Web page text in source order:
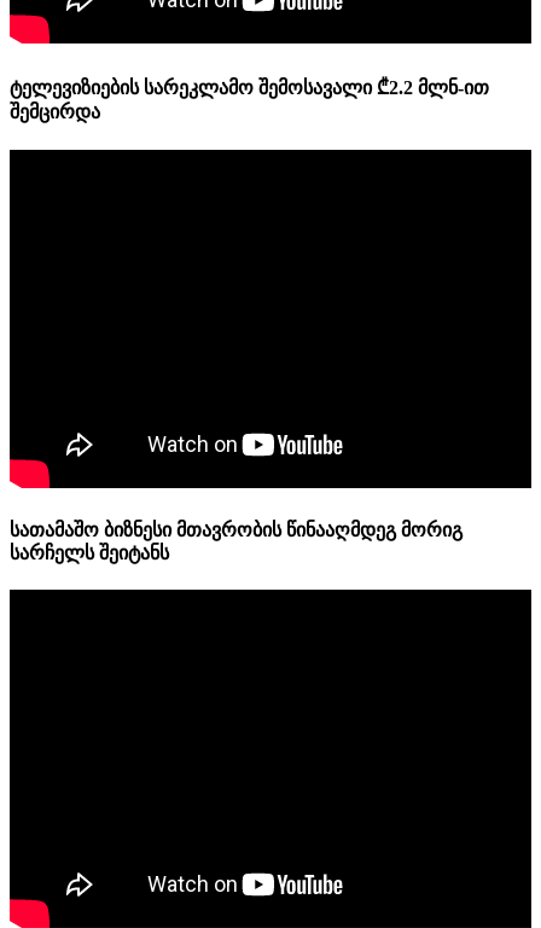
ტელევიზიების სარეკლამო შემოსავალი ₾2.2 მლნ-ით
შემცირდა
სათამაშო ბიზნესი მთავრობის წინააღმდეგ მორიგ
სარჩელს შეიტანს